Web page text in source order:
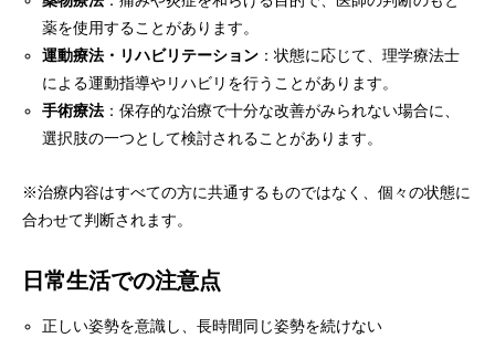
薬を使用することがあります。
運動療法・リハビリテーション ：状態に応じて、理学療法士
による運動指導やリハビリを行うことがあります。
手術療法 ：保存的な治療で十分な改善がみられない場合に、
選択肢の一つとして検討されることがあります。
※治療内容はすべての方に共通するものではなく、個々の状態に
合わせて判断されます。
日常生活での注意点
正しい姿勢を意識し、長時間同じ姿勢を続けない